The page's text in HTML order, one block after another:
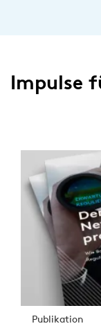
Impulse
Publikation